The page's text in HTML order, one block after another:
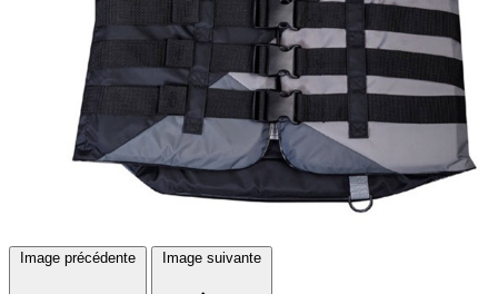
Image précédente Image suivante